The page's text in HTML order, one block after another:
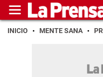
INICIO MENTE SANA